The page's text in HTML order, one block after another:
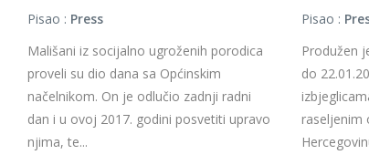
Pisao : Press
Mališani iz socijalno ugroženih porodica
proveli su dio dana sa Općinskim
načelnikom. On je odlučio zadnji radni
dan i u ovoj 2017. godini posvetiti upravo
njima, te...
Pisao :
Produžen
do
raseljenim